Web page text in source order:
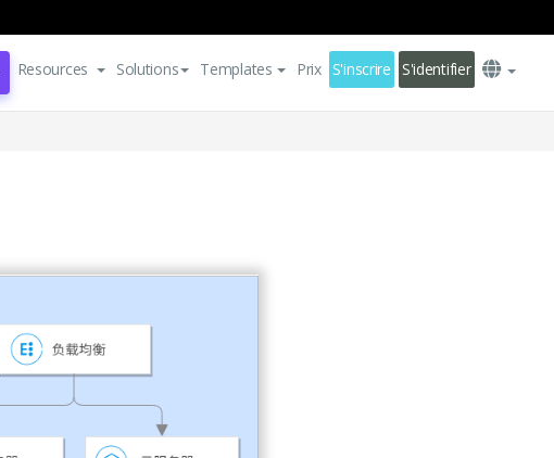
Resources Solutions Templates Prix S'inscrire S'identifier